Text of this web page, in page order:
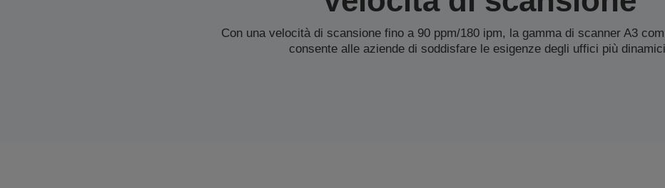
Con una velocità di scansione fino a 90 ppm/180 ipm, la gamma di scanner A3
consente alle aziende di soddisfare le esigenze degli uffici più